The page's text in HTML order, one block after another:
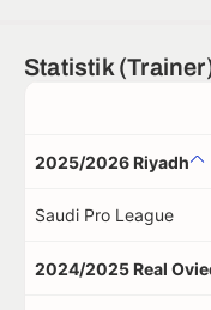
Statistik
2025/2026 Riyadh
Saudi Pro League
2024/2025 Real